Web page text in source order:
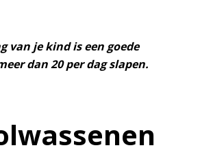
van je kind is een goede
dan 20 per dag slapen.